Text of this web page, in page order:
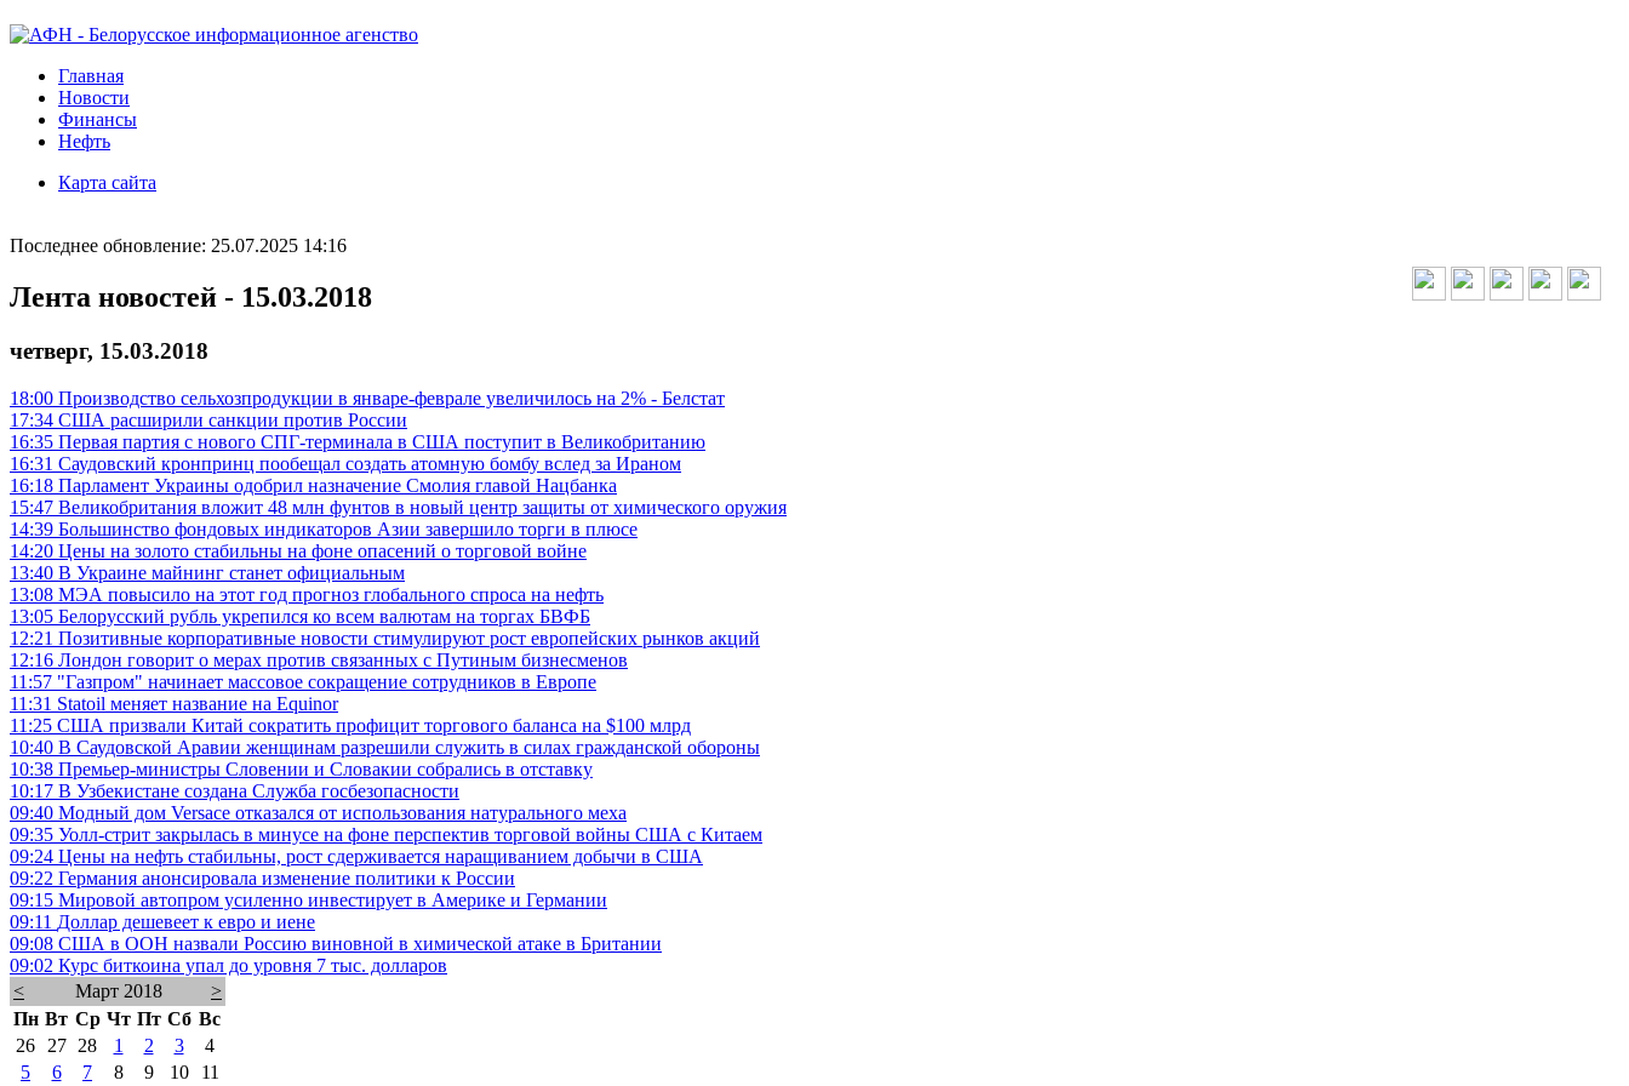
Главная
Новости
Финансы
Нефть
Карта сайта
Последнее обновление: 25.07.2025 14:16
Лента новостей - 15.03.2018
четверг, 15.03.2018
18:00 Производство сельхозпродукции в январе-феврале увеличилось на 2% - Белстат
17:34 США расширили санкции против России
16:35 Первая партия с нового СПГ-терминала в США поступит в Великобританию
16:31 Саудовский кронпринц пообещал создать атомную бомбу вслед за Ираном
16:18 Парламент Украины одобрил назначение Смолия главой Нацбанка
15:47 Великобритания вложит 48 млн фунтов в новый центр защиты от химического оружия
14:39 Большинство фондовых индикаторов Азии завершило торги в плюсе
14:20 Цены на золото стабильны на фоне опасений о торговой войне
13:40 В Украине майнинг станет официальным
13:08 МЭА повысило на этот год прогноз глобального спроса на нефть
13:05 Белорусский рубль укрепился ко всем валютам на торгах БВФБ
12:21 Позитивные корпоративные новости стимулируют рост европейских рынков акций
12:16 Лондон говорит о мерах против связанных с Путиным бизнесменов
11:57 "Газпром" начинает массовое сокращение сотрудников в Европе
11:31 Statoil меняет название на Equinor
11:25 США призвали Китай сократить профицит торгового баланса на $100 млрд
10:40 В Саудовской Аравии женщинам разрешили служить в силах гражданской обороны
10:38 Премьер-министры Словении и Словакии собрались в отставку
10:17 В Узбекистане создана Служба госбезопасности
09:40 Модный дом Versace отказался от использования натурального меха
09:35 Уолл-стрит закрылась в минусе на фоне перспектив торговой войны США с Китаем
09:24 Цены на нефть стабильны, рост сдерживается наращиванием добычи в США
09:22 Германия анонсировала изменение политики к России
09:15 Мировой автопром усиленно инвестирует в Америке и Германии
09:11 Доллар дешевеет к евро и иене
09:08 США в ООН назвали Россию виновной в химической атаке в Британии
09:02 Курс биткоина упал до уровня 7 тыс. долларов
<
Март 2018
>
Пн Вт Ср Чт Пт Сб Вс
26
27 28 1 2 3
4
5
6 7 8 9 10 11